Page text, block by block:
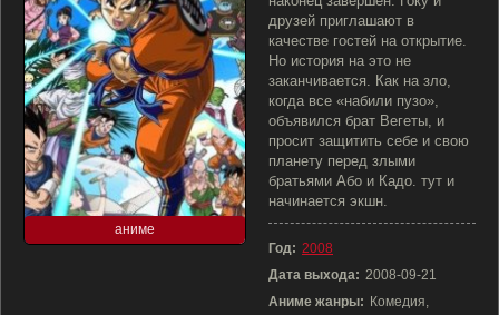
аниме
друзей приглашают в
качестве гостей на открытие.
Но история на это не
заканчивается. Как на зло,
когда все «набили пузо»,
объявился брат Вегеты, и
просит защитить себе и свою
планету перед злыми
братьями Або и Кадо. тут и
начинается экшн.
Год: 2008
Дата выхода: 2008-09-21
Аниме жанры: Комедия,